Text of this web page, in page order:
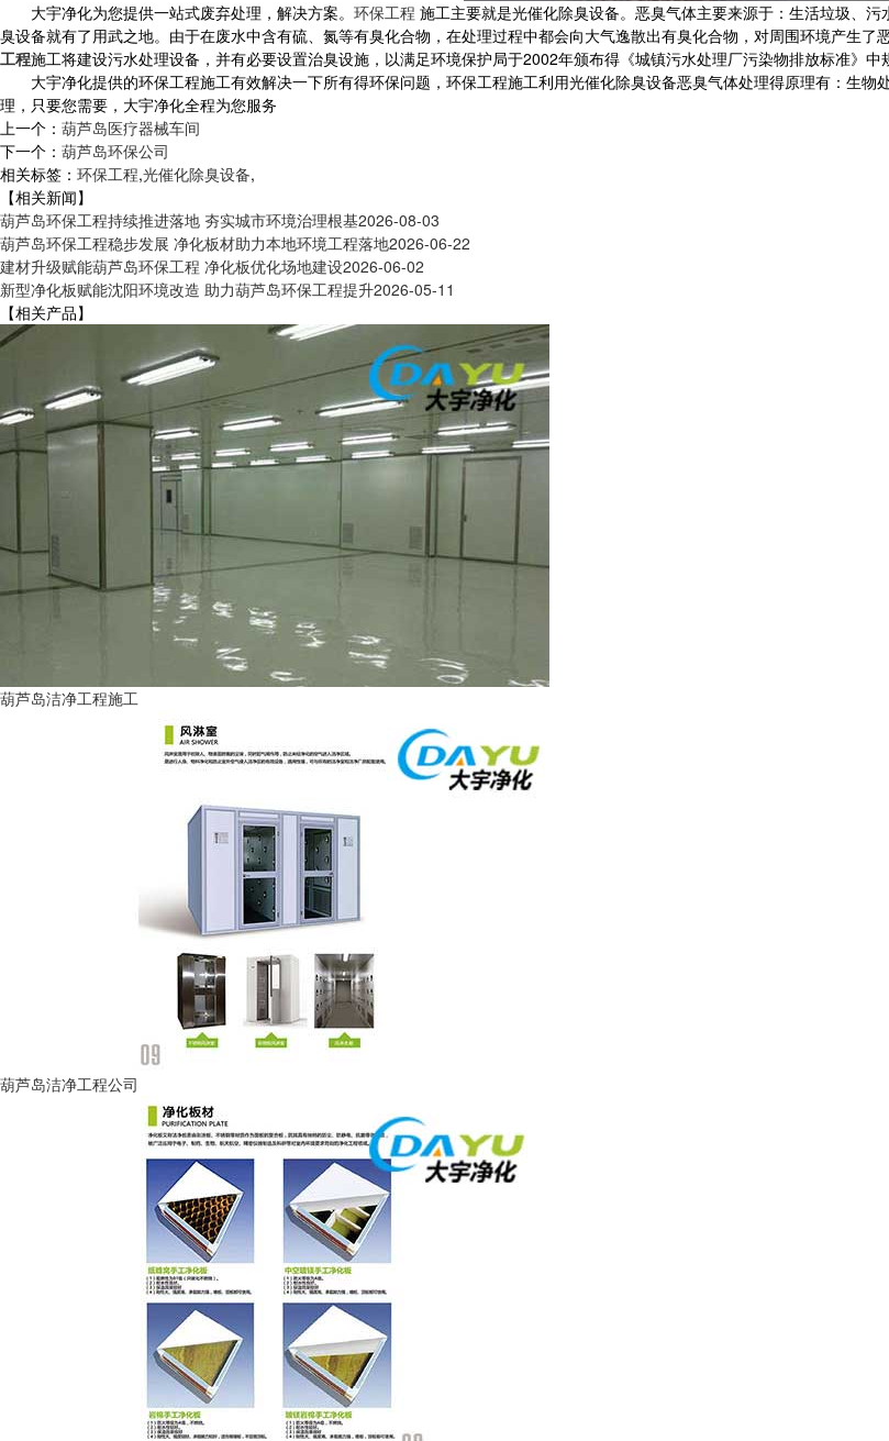
大宇净化为您提供一站式废弃处理，解决方案。 环保工程 施工主要就是光催化除臭设备。恶臭气体主要来源于：生活垃圾、污
臭设备就有了用武之地。由于在废水中含有硫、氮等有臭化合物，在处理过程中都会向大气逸散出有臭化合物，对周围环境产生
工程施工将建设污水处理设备，并有必要设置治臭设施，以满足环境保护局于2002年颁布得《城镇污水处理厂污染物排放标准》中
大宇净化提供的环保工程施工有效解决一下所有得环保问题，环保工程施工利用光催化除臭设备恶臭气体处理得原理有：生物
理，只要您需要，大宇净化全程为您服务
上一个： 葫芦岛医疗器械车间
下一个： 葫芦岛环保公司
相关标签： 环保工程,光催化除臭设备,
【相关新闻】
葫芦岛环保工程持续推进落地 夯实城市环境治理根基2026-08-03
葫芦岛环保工程稳步发展 净化板材助力本地环境工程落地2026-06-22
建材升级赋能葫芦岛环保工程 净化板优化场地建设2026-06-02
新型净化板赋能沈阳环境改造 助力葫芦岛环保工程提升2026-05-11
【相关产品】
葫芦岛洁净工程施工
葫芦岛洁净工程公司